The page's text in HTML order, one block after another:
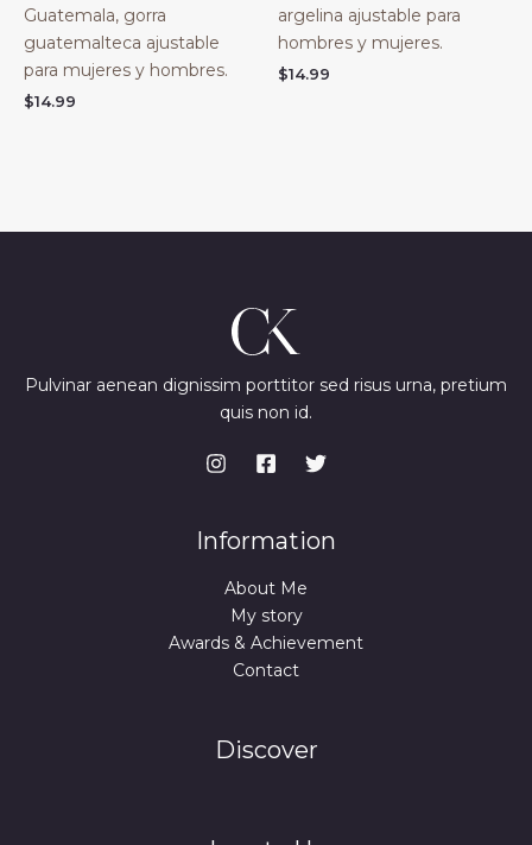
Guatemala, gorra
guatemalteca ajustable
para mujeres y hombres.
$14.99
argelina ajustable para
hombres y mujeres.
$14.99
Pulvinar aenean dignissim porttitor sed risus urna, pretium
quis non id.
Information
About Me
My story
Awards & Achievement
Contact
Discover